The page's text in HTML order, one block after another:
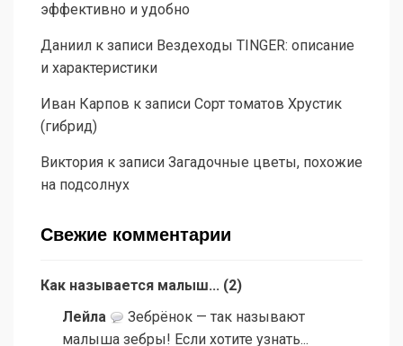
эффективно и удобно
Даниил к записи Вездеходы TINGER: описание
и характеристики
Иван Карпов к записи Сорт томатов Хрустик
(гибрид)
Виктория к записи Загадочные цветы, похожие
на подсолнух
Свежие комментарии
Как называется малыш... (2)
Лейла
Зебрёнок — так называют
малыша зебры! Если хотите узнать...